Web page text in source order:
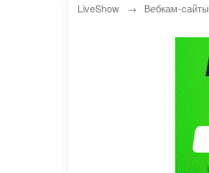
LiveShow → Вебкам-сайты